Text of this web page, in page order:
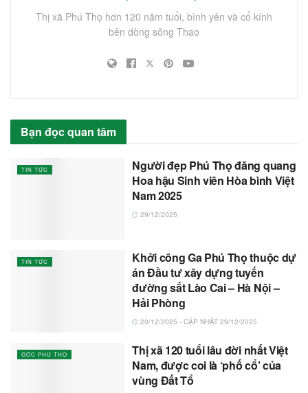
Thị xã Phú Thọ hơn 120 năm tuổi, bình yên và cổ kính
bên dòng sông Thao
Bạn đọc quan tâm
TIN TỨC
Người đẹp Phú Thọ đăng quang
Hoa hậu Sinh viên Hòa bình Việt
Nam 2025
29/12/2025
TIN TỨC
Khởi công Ga Phú Thọ thuộc dự
án Đầu tư xây dựng tuyến
đường sắt Lào Cai – Hà Nội –
Hải Phòng
20/12/2025 - CẬP NHẬT 29/12/2025
GÓC PHÚ THỌ
Thị xã 120 tuổi lâu đời nhất Việt
Nam, được coi là ‘phố cổ’ của
vùng Đất Tổ